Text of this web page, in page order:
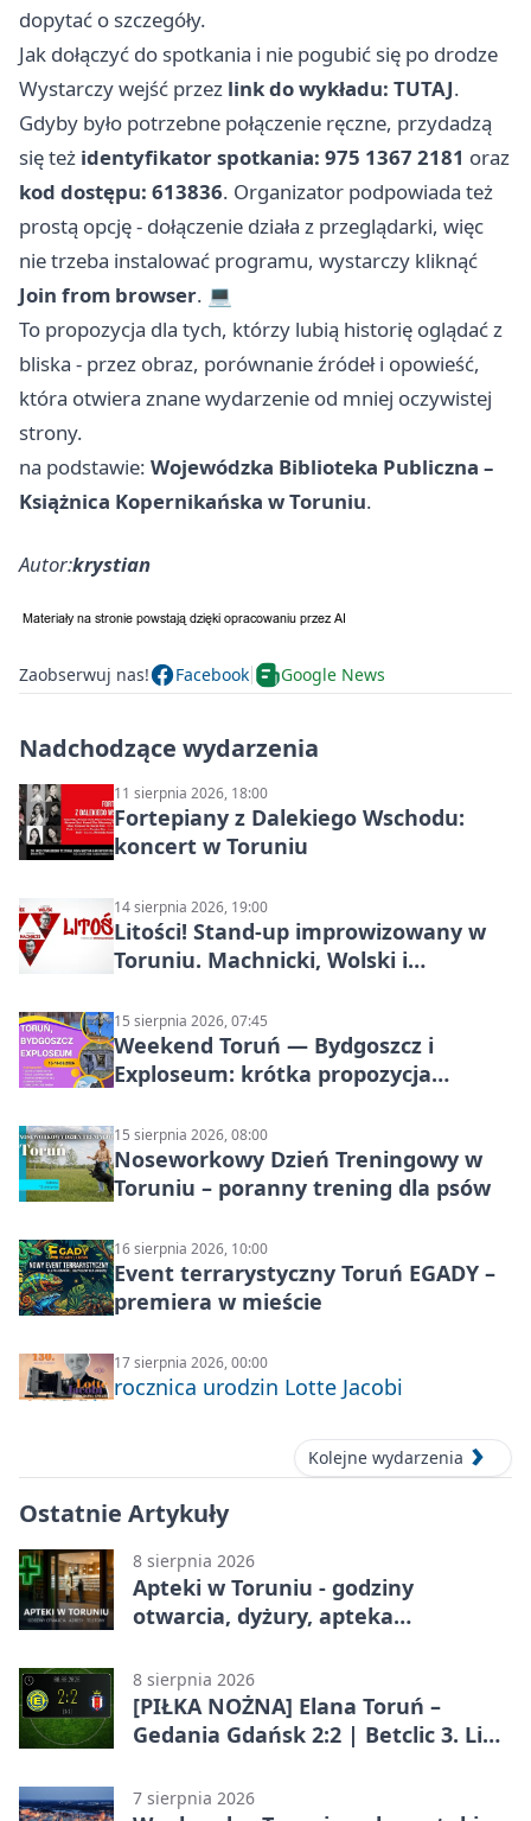
dopytać o szczegóły.
Jak dołączyć do spotkania i nie pogubić się po drodze
Wystarczy wejść przez link do wykładu: TUTAJ.
Gdyby było potrzebne połączenie ręczne, przydadzą
się też identyfikator spotkania: 975 1367 2181 oraz
kod dostępu: 613836. Organizator podpowiada też
prostą opcję - dołączenie działa z przeglądarki, więc
nie trzeba instalować programu, wystarczy kliknąć
Join from browser. 💻
To propozycja dla tych, którzy lubią historię oglądać z
bliska - przez obraz, porównanie źródeł i opowieść,
która otwiera znane wydarzenie od mniej oczywistej
strony.
na podstawie: Wojewódzka Biblioteka Publiczna –
Książnica Kopernikańska w Toruniu.
Autor:krystian
Zaobserwuj nas! Facebook Google News
Nadchodzące wydarzenia
11 sierpnia 2026, 18:00
Fortepiany z Dalekiego Wschodu:
koncert w Toruniu
14 sierpnia 2026, 19:00
Litości! Stand-up improwizowany w
Toruniu. Machnicki, Wolski i
15 sierpnia 2026, 07:45
Weekend Toruń — Bydgoszcz i
Exploseum: krótka propozycja
15 sierpnia 2026, 08:00
Noseworkowy Dzień Treningowy w
Toruniu – poranny trening dla psów
16 sierpnia 2026, 10:00
Event terrarystyczny Toruń EGADY –
premiera w mieście
17 sierpnia 2026, 00:00
rocznica urodzin Lotte Jacobi
Kolejne wydarzenia
Ostatnie Artykuły
8 sierpnia 2026
Apteki w Toruniu - godziny
otwarcia, dyżury, apteka
8 sierpnia 2026
[PIŁKA NOŻNA] Elana Toruń –
Gedania Gdańsk 2:2 | Betclic 3. Liga
7 sierpnia 2026